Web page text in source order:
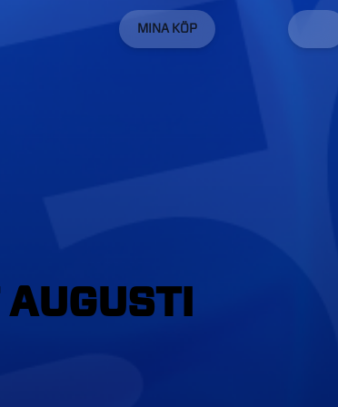
MINA KÖP
AUGUSTI